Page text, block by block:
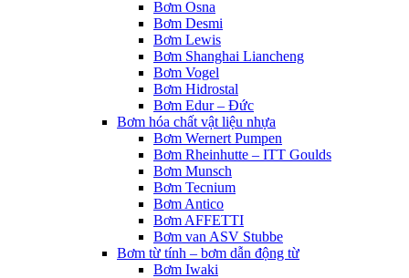
Bơm Osna
Bơm Desmi
Bơm Lewis
Bơm Shanghai Liancheng
Bơm Vogel
Bơm Hidrostal
Bơm Edur – Đức
Bơm hóa chất vật liệu nhựa
Bơm Wernert Pumpen
Bơm Rheinhutte – ITT Goulds
Bơm Munsch
Bơm Tecnium
Bơm Antico
Bơm AFFETTI
Bơm van ASV Stubbe
Bơm từ tính – bơm dẫn động từ
Bơm Iwaki